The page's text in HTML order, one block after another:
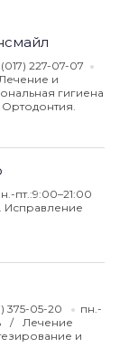
227-07-07
и
гигиена
пт.:9:00–21:00
Исправление
375-05-20
пн.-
Лечение
и